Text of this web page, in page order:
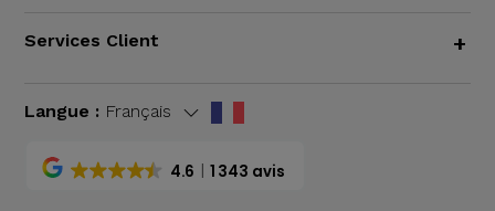
Services Client +
Langue : Français
4.6 1 343 avis